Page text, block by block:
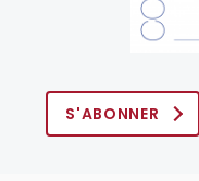
S'ABONNER